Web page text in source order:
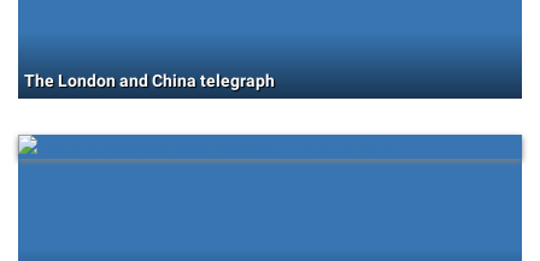
The London and China telegraph